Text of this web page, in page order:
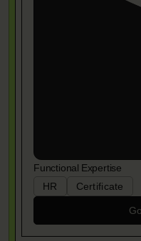
Functional Expertise
HR
Certificate